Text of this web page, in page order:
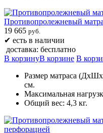
Противопролежневый
19 665 руб.
✔ есть в наличии
доставка: бесплатно
В корзинуВ корзине В
Размер матраса
см.
Максимальная
Общий вес: 4,3 кг.